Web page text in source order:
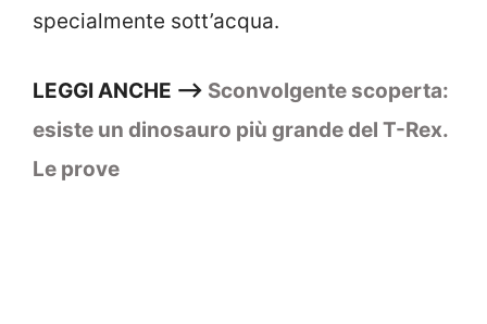
specialmente sott’acqua.
LEGGI ANCHE –> Sconvolgente scoperta:
esiste un dinosauro più grande del T-Rex.
Le prove